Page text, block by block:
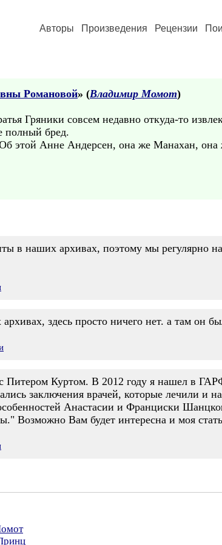
Авторы Произведения Рецензии
Романовой» (Владимир Момот)
Гряники совсем недавно откуда-то
полный бред.
этой Анне Андерсен, она же Манахан, она
в наших архивах, поэтому мы регулярно
здесь просто ничего нет. а там он
Куртом. В 2012 году я нашел в
заключения врачей, которые лечили и
Анастасии и Франциски
Возможно Вам будет интересна и моя